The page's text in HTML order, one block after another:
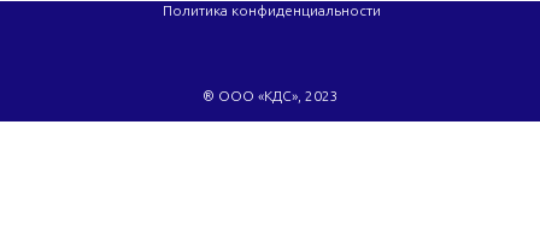
® ООО «КДС», 2023
Политика конфиденциальности